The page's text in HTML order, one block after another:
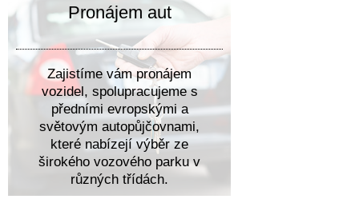
Pronájem aut
Zajistíme vám pronájem
vozidel, spolupracujeme s
předními evropskými a
světovým autopůjčovnami,
které nabízejí výběr ze
širokého vozového parku v
různých třídách.